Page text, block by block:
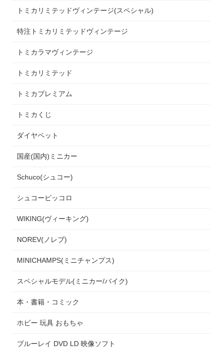
トミカリミテッドヴィンテージ(スペシャル)
特注トミカリミテッドヴィンテージ
トミカラマヴィンテージ
トミカリミテッド
トミカプレミアム
トミカくじ
ダイヤペット
国産(国内)ミニカー
Schuco(シュコー)
シュコーピッコロ
WIKING(ヴィーキング)
NOREV(ノレブ)
MINICHAMPS(ミニチャンプス)
スペシャルモデル(ミニカー/バイク)
本・書籍・コミック
ホビー 玩具 おもちゃ
ブルーレイ DVD LD 映像ソフト